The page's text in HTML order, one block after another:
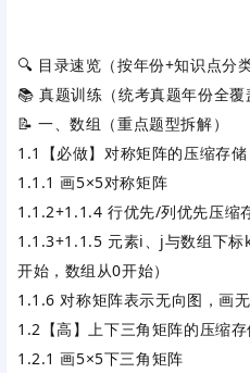
🔍 目录速览（按年份+知识点分类
📚 真题训练（统考真题年份全覆
📝 一、数组（重点题型拆解）
1.1【必做】对称矩阵的压缩存储
1.1.1 画5×5对称矩阵
1.1.2+1.1.4 行优先/列优先压缩
1.1.3+1.1.5 元素i、j与数组下标
开始，数组从0开始）
1.1.6 对称矩阵表示无向图，画
1.2【高】上下三角矩阵的压缩存
1.2.1 画5×5下三角矩阵